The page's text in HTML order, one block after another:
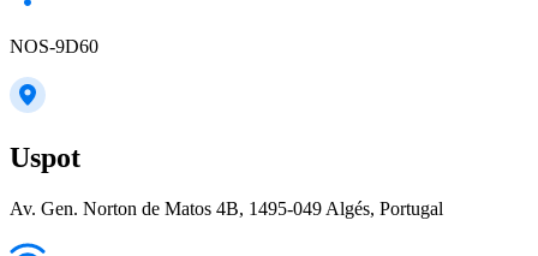
NOS-9D60
Uspot
Av. Gen. Norton de Matos 4B, 1495-049 Algés, Portugal